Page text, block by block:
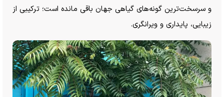
و سرسخت‌ترین گونه‌های گیاهی جهان باقی مانده است؛ ترکیبی از
زیبایی، پایداری و ویرانگری.